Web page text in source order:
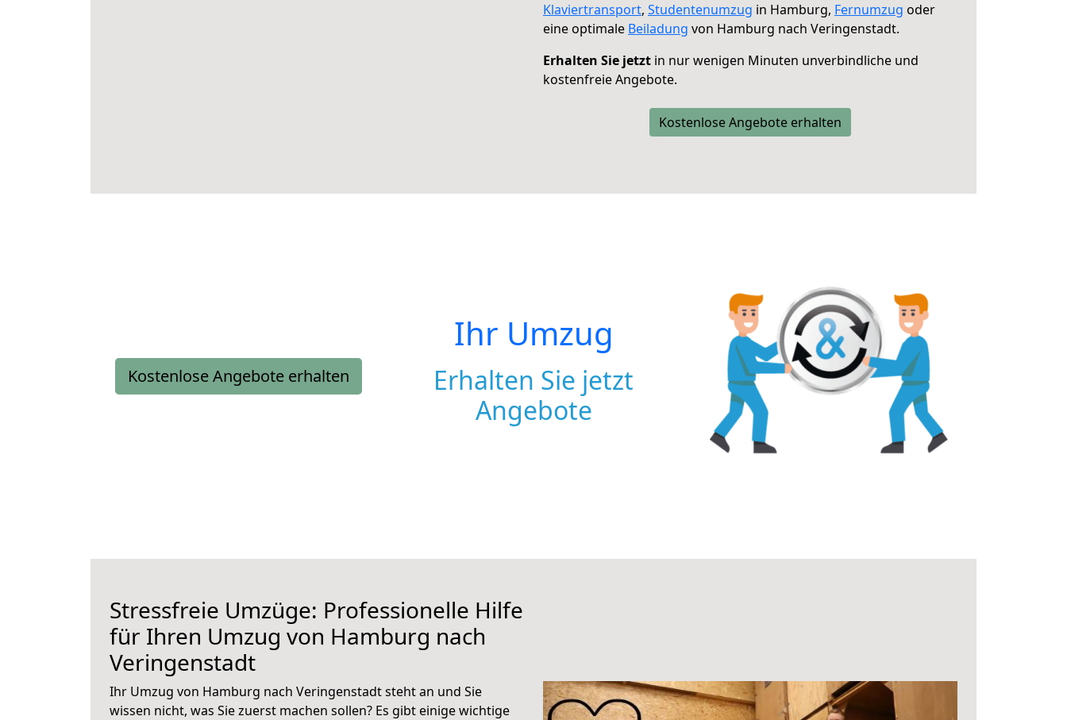
Klaviertransport, Studentenumzug in Hamburg, Fernumzug oder
eine optimale Beiladung von Hamburg nach Veringenstadt.
Erhalten Sie jetzt in nur wenigen Minuten unverbindliche und
kostenfreie Angebote.
Kostenlose Angebote erhalten
Kostenlose Angebote erhalten
Ihr Umzug
Erhalten Sie jetzt
Angebote
Stressfreie Umzüge: Professionelle Hilfe
für Ihren Umzug von Hamburg nach
Veringenstadt
Ihr Umzug von Hamburg nach Veringenstadt steht an und Sie
wissen nicht, was Sie zuerst machen sollen? Es gibt einige wichtige